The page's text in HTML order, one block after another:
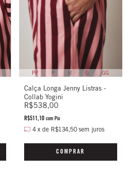
PP P M G GG
Calça Longa Jenny Listras -
Collab Yogini
R$538,00
R$511,10 com Pix
4 x de R$134,50 sem juros
COMPRAR